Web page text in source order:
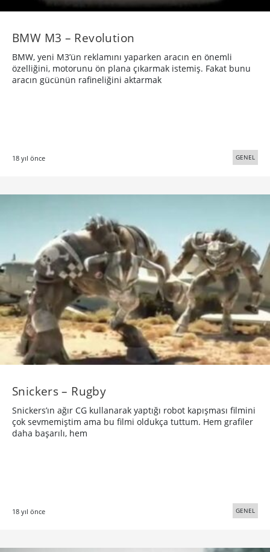
BMW M3 – Revolution
BMW, yeni M3’ün reklamını yaparken aracın en önemli
özelliğini, motorunu ön plana çıkarmak istemiş. Fakat bunu
aracın gücünün rafineliğini aktarmak
18 yıl önce GENEL
Snickers – Rugby
Snickers’ın ağır CG kullanarak yaptığı robot kapışması filmini
çok sevmemiştim ama bu filmi oldukça tuttum. Hem grafiler
daha başarılı, hem
18 yıl önce GENEL